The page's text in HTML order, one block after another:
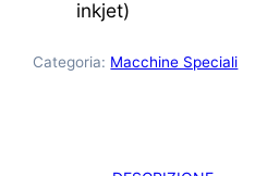
inkjet)
Categoria: Macchine Speciali